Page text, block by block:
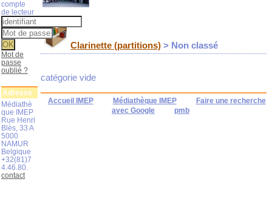
Clarinette (partitions) > Non classé
catégorie vide
Accueil IMEP Médiathèque IMEP
Faire une recherche
avec Google
pmb
compte
de lecteur
Mot de
passe
oublié ?
Adresse
Médiathè
que IMEP
Rue Henri
Blès, 33 A
5000
NAMUR
Belgique
+32(81)7
4.46.80.
contact